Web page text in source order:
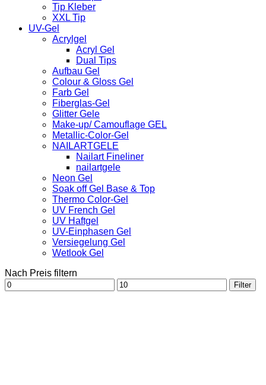
Tip Kleber
XXL Tip
UV-Gel
Acrylgel
Acryl Gel
Dual Tips
Aufbau Gel
Colour & Gloss Gel
Farb Gel
Fiberglas-Gel
Glitter Gele
Make-up/ Camouflage GEL
Metallic-Color-Gel
NAILARTGELE
Nailart Fineliner
nailartgele
Neon Gel
Soak off Gel Base & Top
Thermo Color-Gel
UV French Gel
UV Haftgel
UV-Einphasen Gel
Versiegelung Gel
Wetlook Gel
Nach Preis filtern
Min.
Preis
Max.
Preis
Filter